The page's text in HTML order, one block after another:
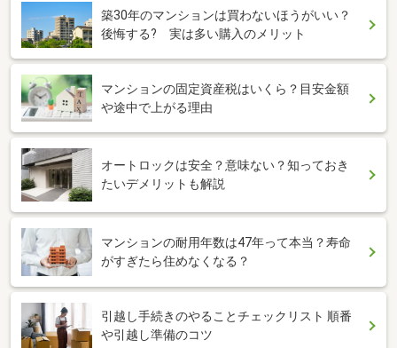
築30年のマンションは買わないほうがいい？
後悔する? 実は多い購入のメリット
マンションの固定資産税はいくら？目安金額
や途中で上がる理由
オートロックは安全？意味ない？知っておき
たいデメリットも解説
マンションの耐用年数は47年って本当？寿命
がすぎたら住めなくなる？
引越し手続きのやることチェックリスト 順番
や引越し準備のコツ